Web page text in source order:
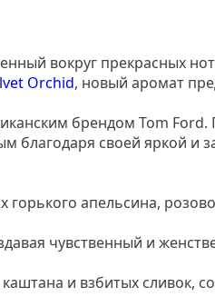
вокруг прекрасных
Orchid, новый аромат
брендом Tom
благодаря своей яркой
апельсина,
чувственный и
и взбитых сливок,